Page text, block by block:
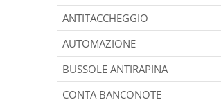
ANTITACCHEGGIO
AUTOMAZIONE
BUSSOLE ANTIRAPINA
CONTA BANCONOTE